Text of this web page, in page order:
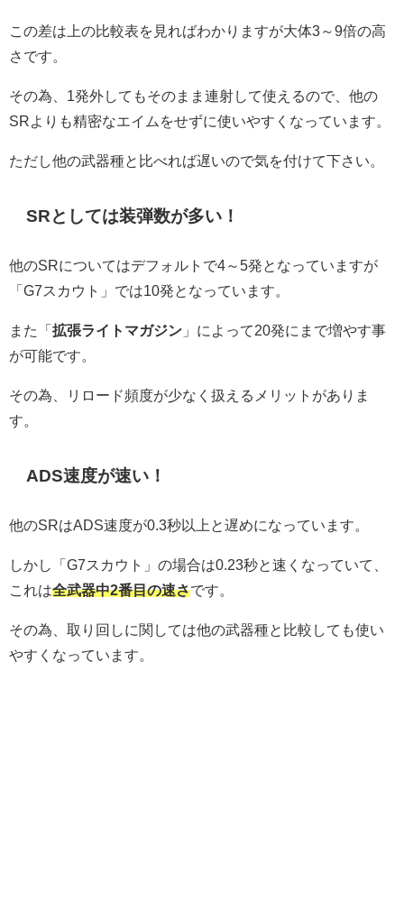
この差は上の比較表を見ればわかりますが大体3～9倍の高
さです。
その為、1発外してもそのまま連射して使えるので、他の
SRよりも精密なエイムをせずに使いやすくなっています。
ただし他の武器種と比べれば遅いので気を付けて下さい。
SRとしては装弾数が多い！
他のSRについてはデフォルトで4～5発となっていますが
「G7スカウト」では10発となっています。
また「 拡張ライトマガジン 」によって20発にまで増やす事
が可能です。
その為、リロード頻度が少なく扱えるメリットがありま
す。
ADS速度が速い！
他のSRはADS速度が0.3秒以上と遅めになっています。
しかし「G7スカウト」の場合は0.23秒と速くなっていて、
これは全武器中2番目の速さです。
その為、取り回しに関しては他の武器種と比較しても使い
やすくなっています。